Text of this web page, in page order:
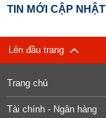
TIN MỚI CẬP NHẬT
Lên đầu trang
Trang chủ
Tài chính - Ngân hàng